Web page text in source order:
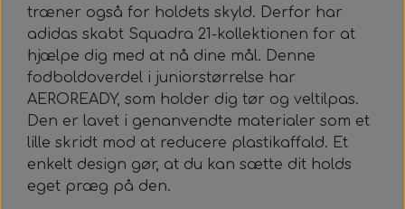
træner også for holdets skyld. Derfor har
adidas skabt Squadra 21-kollektionen for at
hjælpe dig med at nå dine mål. Denne
fodboldoverdel i juniorstørrelse har
AEROREADY, som holder dig tør og veltilpas.
Den er lavet i genanvendte materialer som et
lille skridt mod at reducere plastikaffald. Et
enkelt design gør, at du kan sætte dit holds
eget præg på den.